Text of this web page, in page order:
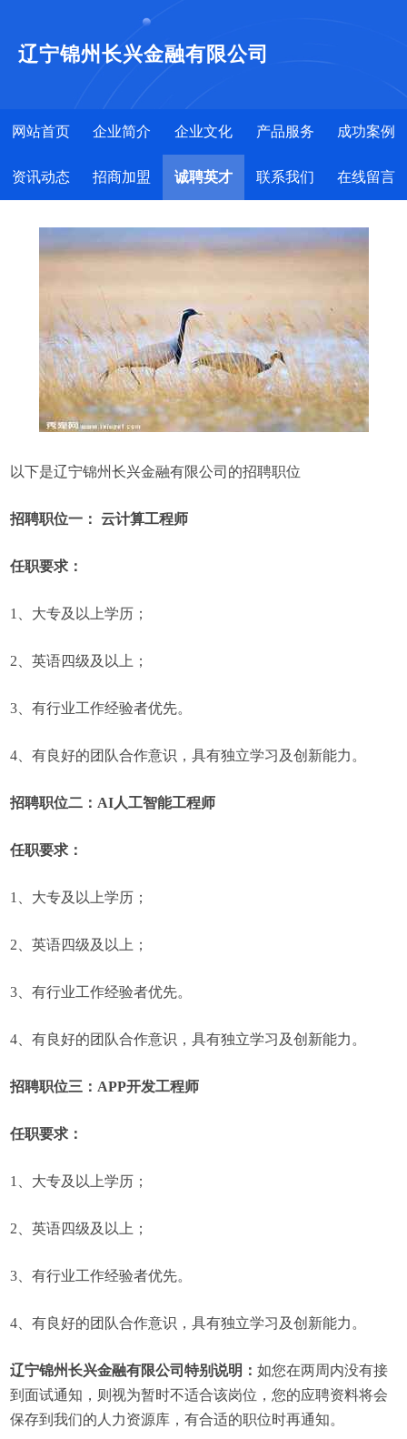
辽宁锦州长兴金融有限公司
网站首页 企业简介 企业文化 产品服务 成功案例
资讯动态 招商加盟 诚聘英才 联系我们 在线留言
以下是辽宁锦州长兴金融有限公司的招聘职位
招聘职位一： 云计算工程师
任职要求：
1、大专及以上学历；
2、英语四级及以上；
3、有行业工作经验者优先。
4、有良好的团队合作意识，具有独立学习及创新能力。
招聘职位二：AI人工智能工程师
任职要求：
1、大专及以上学历；
2、英语四级及以上；
3、有行业工作经验者优先。
4、有良好的团队合作意识，具有独立学习及创新能力。
招聘职位三：APP开发工程师
任职要求：
1、大专及以上学历；
2、英语四级及以上；
3、有行业工作经验者优先。
4、有良好的团队合作意识，具有独立学习及创新能力。
辽宁锦州长兴金融有限公司特别说明：如您在两周内没有接
到面试通知，则视为暂时不适合该岗位，您的应聘资料将会
保存到我们的人力资源库，有合适的职位时再通知。